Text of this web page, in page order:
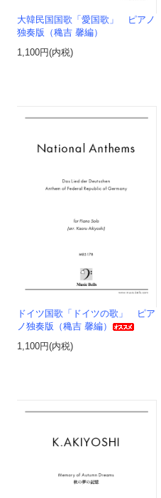
大韓民国国歌「愛国歌」 ピアノ
独奏版（穐吉 馨編）
1,100円(内税)
ドイツ国歌「ドイツの歌」 ピア
ノ独奏版（穐吉 馨編）
1,100円(内税)